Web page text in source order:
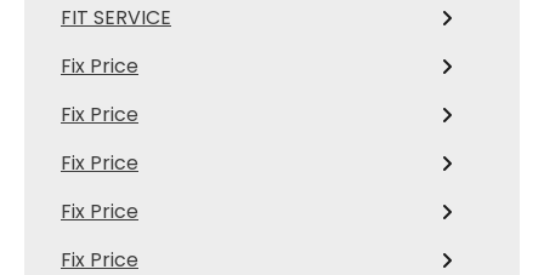
FIT SERVICE
Fix Price
Fix Price
Fix Price
Fix Price
Fix Price